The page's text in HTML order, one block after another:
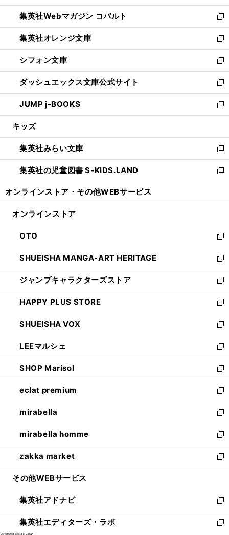
開
く
ウ
で
開
く
ン
ド
ウ
で
開
く
ウ
ィ
ン
ド
ウ
で
開
く
集英社Webマガジン コバルト
新
し
い
ウ
ィ
ン
ド
ウ
で
開
集英社オレンジ文庫
新
し
い
ウ
ィ
ン
ド
ウ
開
く
シフォン文庫
新
し
い
ウ
ィ
ン
ウ
で
開
く
ダッシュエックス文庫公式サイト
新
し
い
ウ
ン
ド
ウ
で
JUMP j-BOOKS
新
し
ウ
ィ
ン
ド
開
キッズ
集英社みらい文庫
新
し
い
ン
ウ
で
開
く
集英社の児童図書 S-KIDS.LAND
新
ウ
ン
ド
ウ
で
開
く
オンラインストア・ その他WEBサービス
オンラインストア
OTO
新
し
い
ウ
ィ
ン
ド
ウ
で
開
く
SHUEISHA MANGA-ART HERITAGE
新
し
い
ウ
ィ
ン
ド
ウ
で
開
く
ジャンプキャラクターズストア
新
し
い
ウ
ィ
ン
ド
ウ
で
開
く
HAPPY PLUS STORE
新
し
い
ウ
ィ
ン
ド
ウ
で
開
く
SHUEISHA VOX
新
し
い
ウ
ィ
ン
ド
ウ
で
開
く
LEEマルシェ
新
し
い
ウ
ィ
ン
ド
ウ
で
開
く
SHOP Marisol
新
し
い
ウ
ィ
ン
ド
ウ
で
開
eclat premium
新
し
い
ウ
ィ
ン
ド
ウ
開
く
mirabella
新
し
い
ウ
ィ
ン
ウ
で
開
く
mirabella homme
新
し
い
ウ
ン
ド
ウ
で
zakka market
新
し
ウ
ィ
ン
ド
その他WEBサービス
集英社アドナビ
新
し
い
集英社エディターズ・ラボ
新